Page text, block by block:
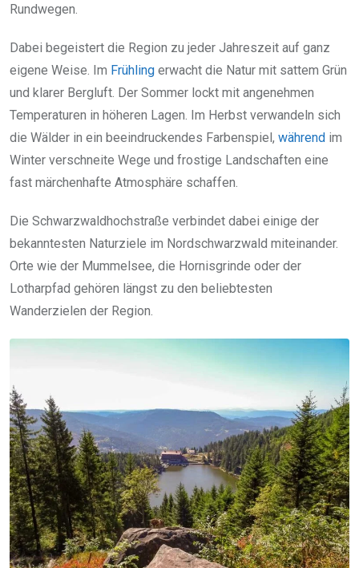
Rundwegen.
Dabei begeistert die Region zu jeder Jahreszeit auf ganz
eigene Weise. Im Frühling erwacht die Natur mit sattem Grün
und klarer Bergluft. Der Sommer lockt mit angenehmen
Temperaturen in höheren Lagen. Im Herbst verwandeln sich
die Wälder in ein beeindruckendes Farbenspiel, während im
Winter verschneite Wege und frostige Landschaften eine
fast märchenhafte Atmosphäre schaffen.
Die Schwarzwaldhochstraße verbindet dabei einige der
bekanntesten Naturziele im Nordschwarzwald miteinander.
Orte wie der Mummelsee, die Hornisgrinde oder der
Lotharpfad gehören längst zu den beliebtesten
Wanderzielen der Region.